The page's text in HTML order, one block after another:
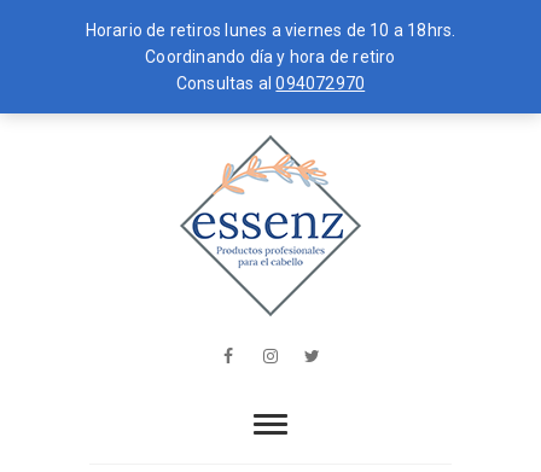
Horario de retiros lunes a viernes de 10 a 18hrs.
Coordinando día y hora de retiro
Consultas al094072970
to
essenz
EL CABELLO
FacebookInstagram